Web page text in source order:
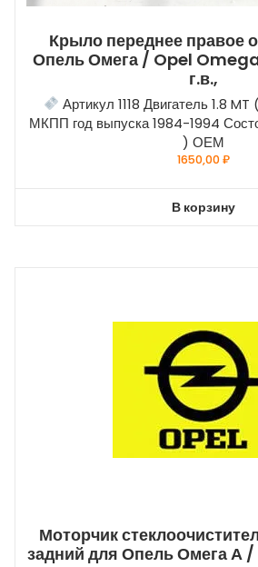
Крыло переднее правое
Опель Омега / Opel
г.в.,
Артикул 1118 Двигатель 1.8
МКПП год выпуска 1984-1994
) ОЕМ
1650,00₽
В корзину
Моторчик
задний для Опель Омега А